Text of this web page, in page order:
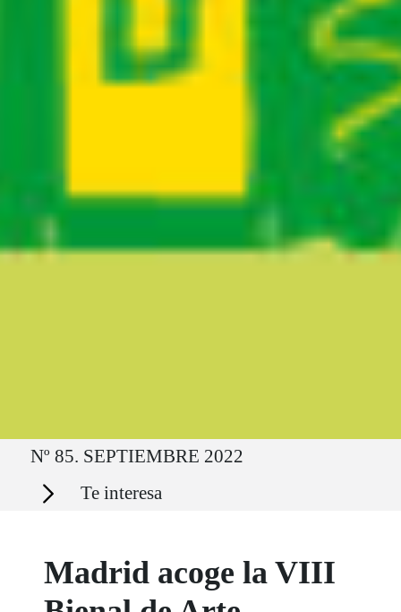
Ruta del sitio
Nº 85. SEPTIEMBRE 2022
Secciones Te interesa
Madrid acoge la VIII